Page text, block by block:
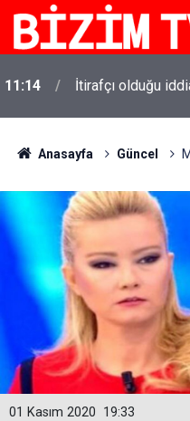
11:14 İtirafçı olduğu
Anasayfa Güncel
19:33
01 Kasım 2020